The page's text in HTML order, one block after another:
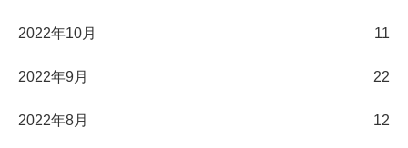
2022年10月 11
2022年9月 22
2022年8月 12